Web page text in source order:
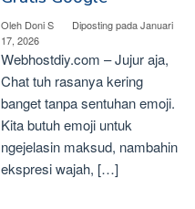
Oleh Doni S Diposting padaJanuari
17, 2026
Webhostdiy.com – Jujur aja,
Chat tuh rasanya kering
banget tanpa sentuhan emoji.
Kita butuh emoji untuk
ngejelasin maksud, nambahin
ekspresi wajah, […]